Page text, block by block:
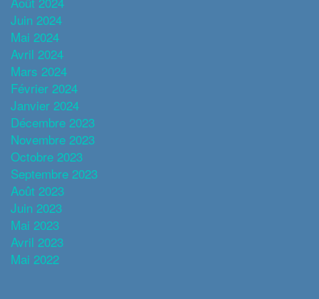
Juin 2024
Mai 2024
Avril 2024
Mars 2024
Février 2024
Janvier 2024
Décembre 2023
Novembre 2023
Octobre 2023
Septembre 2023
Août 2023
Juin 2023
Mai 2023
Avril 2023
Mai 2022